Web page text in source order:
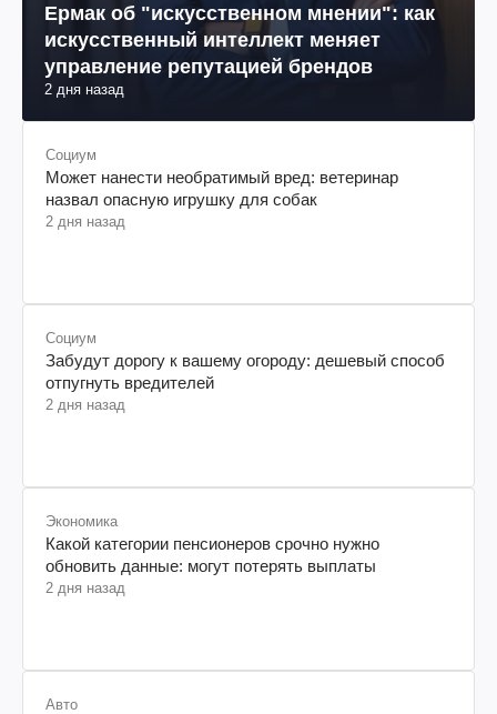
Ермак об "искусственном мнении": как
искусственный интеллект меняет
управление репутацией брендов
2 дня назад
Социум
Может нанести необратимый вред: ветеринар
назвал опасную игрушку для собак
2 дня назад
Социум
Забудут дорогу к вашему огороду: дешевый способ
отпугнуть вредителей
2 дня назад
Экономика
Какой категории пенсионеров срочно нужно
обновить данные: могут потерять выплаты
2 дня назад
Авто